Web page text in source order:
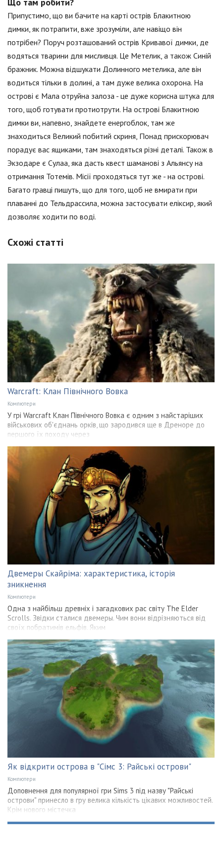
Що там робити?
Припустимо, що ви бачите на карті острів Блакитною
димки, як потрапити, вже зрозуміли, але навіщо він
потрібен? Поруч розташований острів Кривавої димки, де
водяться тварини для мисливця. Це Метелик, а також Синій
бражник. Можна відшукати Долинного метелика, але він
водиться тільки в долині, а там дуже велика охорона. На
острові є Мала отруйна залоза - це дуже корисна штука для
того, щоб готувати протиотрути. На острові Блакитною
димки ви, напевно, знайдете енергоблок, там же
знаходиться Великий побитий скриня, Понад прискорювач
порадує вас ящиками, там знаходяться різні деталі. Також в
Экзодаре є Сулаа, яка дасть квест шаманові з Альянсу на
отримання Тотемів. Місії проходяться тут же - на острові.
Багато гравці пишуть, що для того, щоб не вмирати при
плаванні до Тельдрассила, можна застосувати еліксир, який
дозволяє ходити по воді.
Схожі статті
Warcraft: Клан Північного Вовка
Компютери
У грі Warcraft Клан Північного Вовка є одним з найстаріших
військових об'єднань орків, що зародився ще в Дреноре до
першого їх походу через
Двемеры Скайріма: характеристика, історія
зникнення
Компютери
Одна з найбільш древніх і загадкових рас світу The Elder
Scrolls. Звідки сталися двемеры. Чим вони відрізняються від
своїх побратимів ельфів. Яким
Як відкрити острова в "Сімс 3: Райські острови"
Компютери
Доповнення для популярної гри Sims 3 під назву "Райські
острови" принесло в гру велика кількість цікавих можливостей.
Крім нового містечка